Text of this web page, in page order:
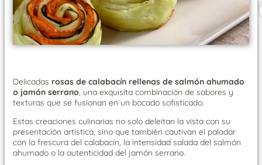
Delicadas rosas de calabacín rellenas de salmón ahumado
o jamón serrano, una exquisita combinación de sabores y
texturas que se fusionan en un bocado sofisticado.
Estas creaciones culinarias no solo deleitan la vista con su
presentación artística, sino que también cautivan el paladar
con la frescura del calabacín, la intensidad salada del salmón
ahumado o la autenticidad del jamón serrano.